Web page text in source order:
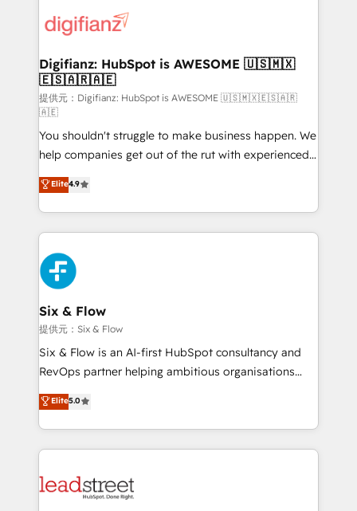
supercharge revenue operations Key services: • CRM
Transformation / Web Development • RevOps &
Sales Consulting • Marketing Automation What
makes us different? 🚀 Top 0.5% of global HubSpot
agencies ⚙️ The strongest technical ability and
integration capabilities 💼 Consultative, long-term
partners who will embed ourselves into your
business, processes and systems 🏢 We specialise in
working with mid-market and enterprise
organisations, global organisations and those with
complex use cases 🏆 CRM Implementation,
Platform Enablement, Custom Integration and
Onboarding Accredited 🔐 ISO27001 & ISO9001
Certified
Digifianz: HubSpot is AWESOME 🇺🇸🇲🇽
🇪🇸🇦🇷🇦🇪
提供元：Digifianz: HubSpot is AWESOME 🇺🇸🇲🇽🇪🇸🇦🇷
🇦🇪
You shouldn't struggle to make business happen. We
help companies get out of the rut with experienced,
process-oriented teams implementing HubSpot
Marketing, Sales, Service, CMS and Operations Hub,
so selling and actually engaging with your customers
feels easy and pain-free. We are a top ranked
HubSpot Elite Partner, winner of Rookie of the Year
and Customer First Awards, 4.9/5 rating in HubSpot
Reviews and 4.9/5 rating in Clutch Reviews. Digifianz
helps the following industries: logistics & 3PL, home
improvement & construction, branding and
commercialization, real estate, health, education,
SaaS, Software Dev & IT and consulting, make the
the United States, EU, UAE, Mexico and Latin
America. From casual user to super fan: make
Elite4.9
Six & Flow
提供元：Six & Flow
Six & Flow is an AI-first HubSpot consultancy and
RevOps partner helping ambitious organisations
grow with clarity, confidence, and intelligence.
Operating across the UK, Netherlands, Ireland, and
Canada, we’ve delivered thousands of successful
HubSpot projects for mid-market and enterprise
combine HubSpot, data, and AI to design connected
Elite5.0